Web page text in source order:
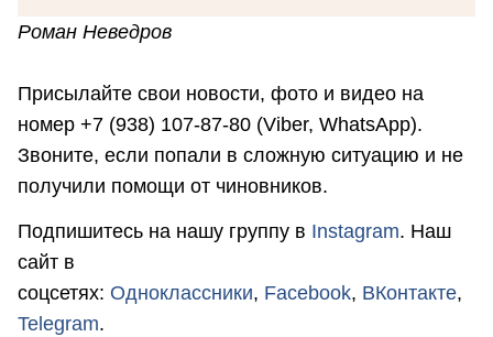
Роман Неведров
Присылайте свои новости, фото и видео на
номер +7 (938) 107-87-80 (Viber, WhatsApp).
Звоните, если попали в сложную ситуацию и не
получили помощи от чиновников.
Подпишитесь на нашу группу в Instagram. Наш
сайт в
соцсетях: Одноклассники, Facebook, ВКонтакте,
Telegram.